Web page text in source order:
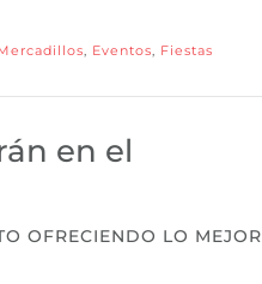
Eventos Fiestas
en el
OFRECIENDO LO MEJOR